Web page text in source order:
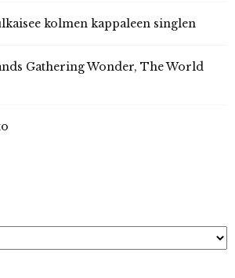
kolmen kappaleen singlen
Gathering Wonder, The World